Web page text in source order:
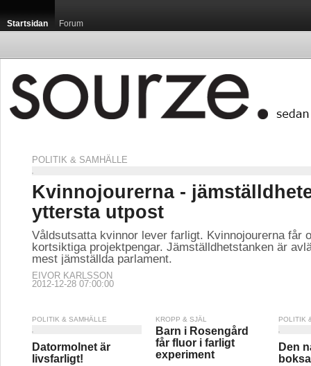
Startsidan Forum
POLITIK & SAMHÄLLE
Kvinnojourerna -
yttersta utpost
Våldsutsatta kvinnor lever farligt. Kvinnojourerna får
kortsiktiga projektpengar. Jämställdhetstanken är
mest jämställda parlament.
EIVOR KARLSSON
2012-12-28 07:00:00
POLITIK & SAMHÄLLE
Datormolnet är
livsfarligt!
KROPP & SJÄL
Barn i Rosengård
får fluor i farligt
experiment
POLITIK
Den